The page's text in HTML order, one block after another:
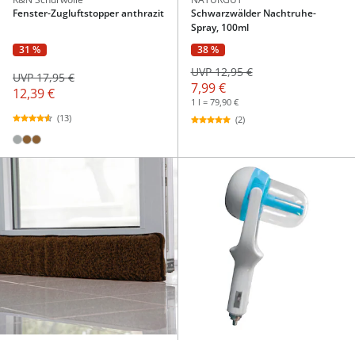
Fenster-Zugluftstopper anthrazit
31 %
12,39 €
UVP 17,95 €
(13)
Schwarzwälder Nachtruhe-
Spray, 100ml
38 %
7,99 €
UVP 12,95 €
1 l = 79,90 €
(2)